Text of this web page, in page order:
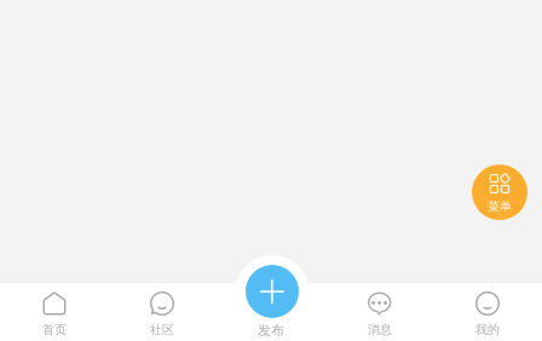

菜单

首页

社区

发布

消息

我的